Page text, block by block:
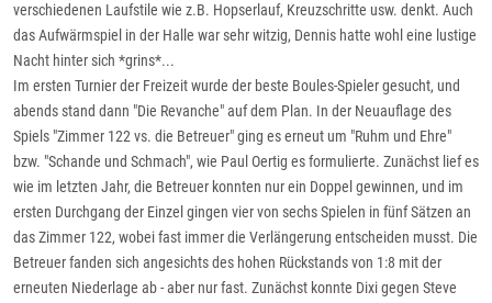
verschiedenen Laufstile wie z.B. Hopserlauf, Kreuzschritte usw. denkt. Auch
das Aufwärmspiel in der Halle war sehr witzig, Dennis hatte wohl eine lustige
Nacht hinter sich *grins*...
Im ersten Turnier der Freizeit wurde der beste Boules-Spieler gesucht, und
abends stand dann "Die Revanche" auf dem Plan. In der Neuauflage des
Spiels "Zimmer 122 vs. die Betreuer" ging es erneut um "Ruhm und Ehre"
bzw. "Schande und Schmach", wie Paul Oertig es formulierte. Zunächst lief es
wie im letzten Jahr, die Betreuer konnten nur ein Doppel gewinnen, und im
ersten Durchgang der Einzel gingen vier von sechs Spielen in fünf Sätzen an
das Zimmer 122, wobei fast immer die Verlängerung entscheiden musst. Die
Betreuer fanden sich angesichts des hohen Rückstands von 1:8 mit der
erneuten Niederlage ab - aber nur fast. Zunächst konnte Dixi gegen Steve